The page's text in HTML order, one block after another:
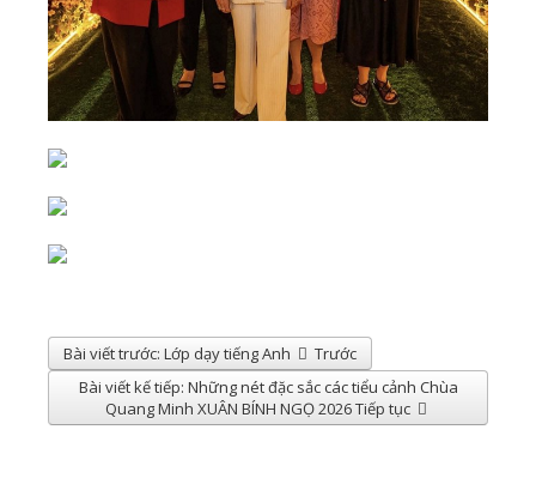
Bài viết trước: Lớp dạy tiếng Anh
Trước
Bài viết kế tiếp: Những nét đặc sắc các tiểu cảnh Chùa
Quang Minh XUÂN BÍNH NGỌ 2026Tiếp tục